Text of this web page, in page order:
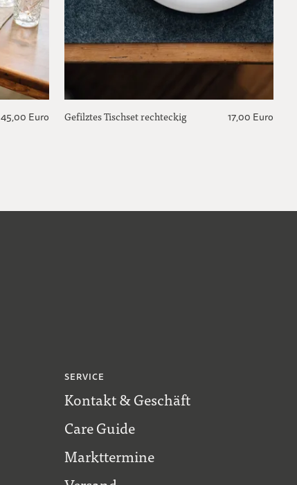
45,00 Euro Gefilztes Tischset rechteckig 17,00 Euro
SERVICE
Kontakt & Geschäft
Care Guide
Markttermine